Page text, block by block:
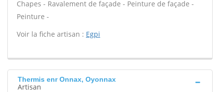
Chapes - Ravalement de façade - Peinture de façade -
Peinture -
Voir la fiche artisan : Egpi
Thermis enr Onnax, Oyonnax
Artisan